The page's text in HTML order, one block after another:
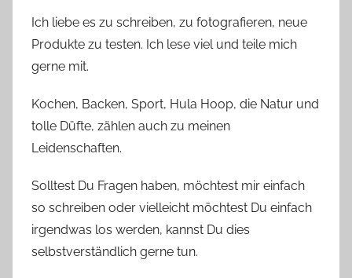
Ich liebe es zu schreiben, zu fotografieren, neue
Produkte zu testen. Ich lese viel und teile mich
gerne mit.
Kochen, Backen, Sport, Hula Hoop, die Natur und
tolle Düfte, zählen auch zu meinen
Leidenschaften.
Solltest Du Fragen haben, möchtest mir einfach
so schreiben oder vielleicht möchtest Du einfach
irgendwas los werden, kannst Du dies
selbstverständlich gerne tun.